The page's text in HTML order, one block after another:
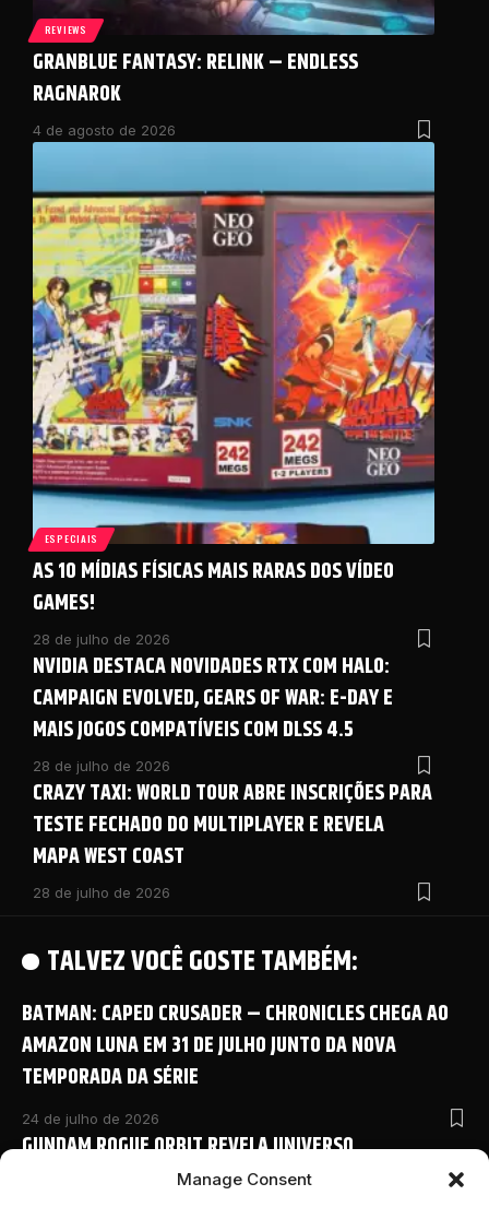
Manage Consent
REVIEWS
GRANBLUE FANTASY: RELINK – ENDLESS
RAGNAROK
4 de agosto de 2026
ESPECIAIS
AS 10 MÍDIAS FÍSICAS MAIS RARAS DOS VÍDEO
GAMES!
28 de julho de 2026
NVIDIA DESTACA NOVIDADES RTX COM HALO:
CAMPAIGN EVOLVED, GEARS OF WAR: E-DAY E
MAIS JOGOS COMPATÍVEIS COM DLSS 4.5
28 de julho de 2026
CRAZY TAXI: WORLD TOUR ABRE INSCRIÇÕES PARA
TESTE FECHADO DO MULTIPLAYER E REVELA
MAPA WEST COAST
28 de julho de 2026
TALVEZ VOCÊ GOSTE TAMBÉM:
BATMAN: CAPED CRUSADER – CHRONICLES CHEGA AO
AMAZON LUNA EM 31 DE JULHO JUNTO DA NOVA
TEMPORADA DA SÉRIE
24 de julho de 2026
GUNDAM ROGUE ORBIT REVELA UNIVERSO
COMPARTILHADO COM NOVO ANIME E DETALHES